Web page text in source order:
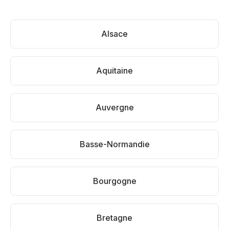
Alsace
Aquitaine
Auvergne
Basse-Normandie
Bourgogne
Bretagne